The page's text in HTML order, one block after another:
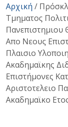
Αρχική /
Τμηματος
Πανεπιστημιου
Απο Νεους
Πλαισιο
Ακαδημαϊκης
Επιστήμονες
Αριστοτελειο
Ακαδημαϊκο